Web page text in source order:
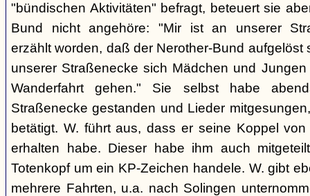
"bündischen Aktivitäten" befragt, beteuert sie
Bund nicht angehöre: "Mir ist an unserer
erzählt worden, daß der Nerother-Bund
unserer Straßenecke sich Mädchen und
Wanderfahrt gehen." Sie selbst habe
Straßenecke gestanden und Lieder
betätigt. W. führt aus, dass er seine Koppel
erhalten habe. Dieser habe ihm auch
Totenkopf um ein KP-Zeichen handele. W. gibt
mehrere Fahrten, u.a. nach Solingen